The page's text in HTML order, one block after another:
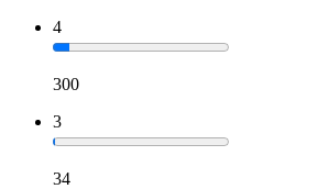
4
300
3
34